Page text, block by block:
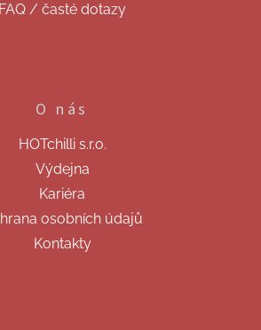
FAQ / časté dotazy
O nás
HOTchilli s.r.o.
Výdejna
Kariéra
osobních údajů
Kontakty